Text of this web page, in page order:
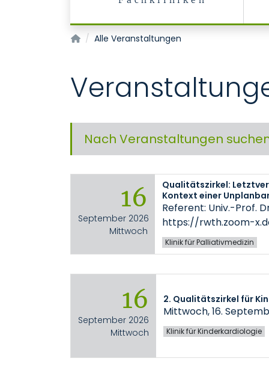
Startseite
Alle Veranstaltungen
Nach Veranstaltungen
16
September 2026
Mittwoch
Qualitätszirkel:
Kontext einer
Referent: Univ.-Prof.
https://rwth.zoom-
Klinik für Palliativmedizin
16
September 2026
Mittwoch
2. Qualitätszirkel für
Mittwoch, 16.
Klinik für Kinderkardiologie